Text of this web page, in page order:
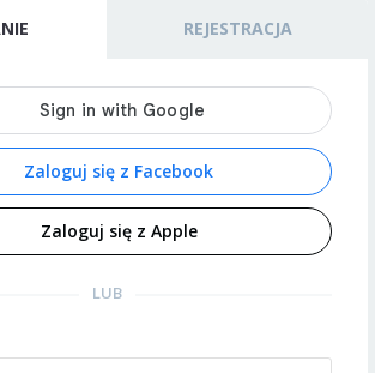
REJESTRACJA
Zaloguj się z Facebook
Zaloguj się z Apple
LUB